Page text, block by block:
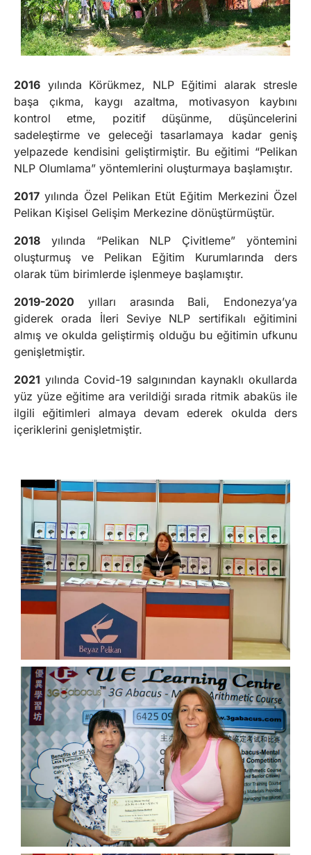
2016 yılında Körükmez, NLP Eğitimi alarak stresle
başa çıkma, kaygı azaltma, motivasyon kaybını
kontrol etme, pozitif düşünme, düşüncelerini
sadeleştirme ve geleceği tasarlamaya kadar geniş
yelpazede kendisini geliştirmiştir. Bu eğitimi “Pelikan
NLP Olumlama” yöntemlerini oluşturmaya başlamıştır.
2017 yılında Özel Pelikan Etüt Eğitim Merkezini Özel
Pelikan Kişisel Gelişim Merkezine dönüştürmüştür.
2018 yılında “Pelikan NLP Çivitleme” yöntemini
oluşturmuş ve Pelikan Eğitim Kurumlarında ders
olarak tüm birimlerde işlenmeye başlamıştır.
2019-2020 yılları arasında Bali, Endonezya’ya
giderek orada İleri Seviye NLP sertifikalı eğitimini
almış ve okulda geliştirmiş olduğu bu eğitimin ufkunu
genişletmiştir.
2021 yılında Covid-19 salgınından kaynaklı okullarda
yüz yüze eğitime ara verildiği sırada ritmik abaküs ile
ilgili eğitimleri almaya devam ederek okulda ders
içeriklerini genişletmiştir.